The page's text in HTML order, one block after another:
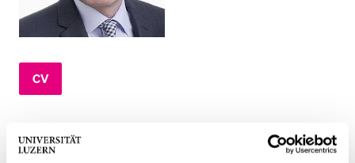
CV
CV
Förderer
Medien
BELIEBTE INHALTE
Bibliothek